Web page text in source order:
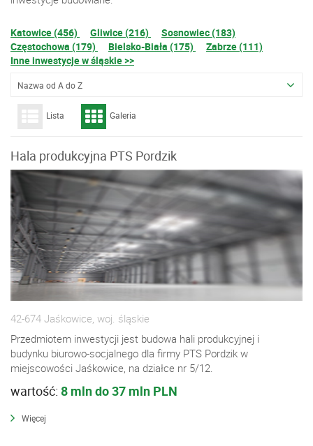
Katowice (456) Gliwice (216)
Sosnowiec (183)
Częstochowa (179)
Bielsko-Biała (175)
Zabrze (111)
Inne inwestycje w śląskie >>
Nazwa od A do Z
Lista Galeria
Hala produkcyjna PTS Pordzik
42-674 Jaśkowice, woj. śląskie
Przedmiotem inwestycji jest budowa hali produkcyjnej i
budynku biurowo-socjalnego dla firmy PTS Pordzik w
miejscowości Jaśkowice, na działce nr 5/12.
wartość: 8 mln do 37 mln PLN
Więcej